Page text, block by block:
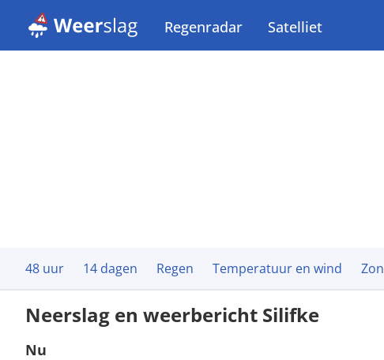
Regenradar Satelliet
48 uur 14 dagen Regen Temperatuur en wind Zon
Neerslag en weerbericht Silifke
Nu